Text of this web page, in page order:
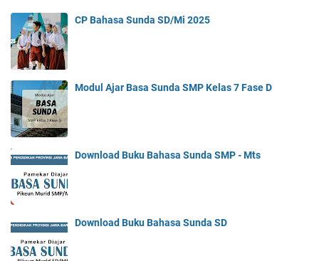
CP Bahasa Sunda SD/Mi 2025
Modul Ajar Basa Sunda SMP Kelas 7 Fase D
Download Buku Bahasa Sunda SMP - Mts
Download Buku Bahasa Sunda SD